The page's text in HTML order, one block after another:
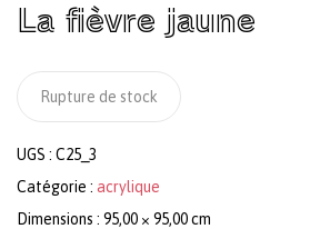
La fièvre jaune
Rupture de stock
UGS : C25_3
Catégorie : acrylique
Dimensions : 95,00 × 95,00 cm